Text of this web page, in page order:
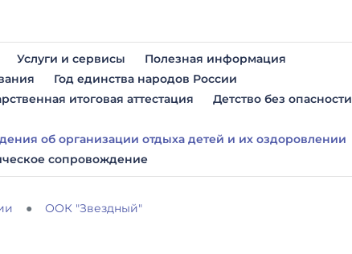
Услуги и сервисы
Полезная информация
Год единства народов России
итоговая аттестация
Детство без опасности
об организации отдыха детей и их оздоровлении
сопровождение
ООК "Звездный"